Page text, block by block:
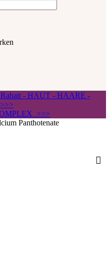
- HAUT - HAARE -
>>>
Panthotenate